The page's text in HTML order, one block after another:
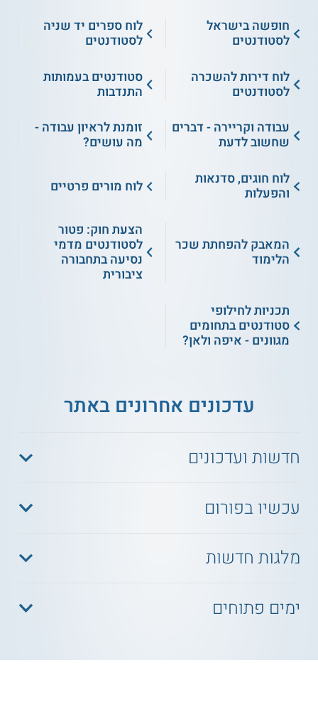
חופשה בישראל
לסטודנטים
לוח ספרים יד שניה
לסטודנטים
לוח דירות להשכרה
לסטודנטים
סטודנטים בעמותות
התנדבות
עבודה וקריירה - דברים
שחשוב לדעת
זומנת לראיון עבודה -
מה עושים?
לוח חוגים, סדנאות
והפעלות
לוח מורים פרטיים
המאבק להפחתת שכר
הלימוד
הצעת חוק: פטור
לסטודנטים מדמי
נסיעה בתחבורה
ציבורית
תכניות לחילופי
סטודנטים בתחומים
מגוונים - איפה ולאן?
עדכונים אחרונים באתר
חדשות ועדכונים
עכשיו בפורום
מלגות חדשות
ימים פתוחים